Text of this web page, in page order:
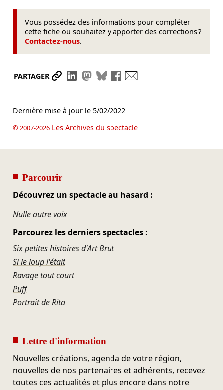
Vous possédez des informations pour compléter
cette fiche ou souhaitez y apporter des corrections ?
Contactez-nous.
PARTAGER Partager le lien
Partager sur LinkedIn
Partager sur Mastodon
Partager sur Bluesky
Partager sur Facebook
Dernière mise à jour le 5/02/2022
© 2007-2026Les Archives du spectacle
Parcourir
Découvrez un spectacle au hasard :
Nulle autre voix
Parcourez les derniers spectacles :
Six petites histoires d'Art Brut
Si le loup l'était
Ravage tout court
Puff
Portrait de Rita
Lettre d'information
Nouvelles créations, agenda de votre région,
nouvelles de nos partenaires et adhérents, recevez
toutes ces actualités et plus encore dans notre